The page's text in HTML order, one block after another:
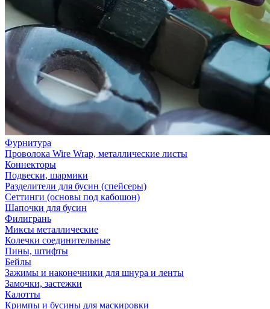
Фурнитура
Проволока Wire Wrap, металлические листы
Коннекторы
Подвески, шармики
Разделители для бусин (спейсеры)
Сеттинги (основы под кабошон)
Шапочки для бусин
Филигрань
Миксы металлические
Колечки соединительные
Пины, штифты
Бейлы
Зажимы и наконечники для шнура и ленты
Замочки, застежки
Калотты
Кримпы и бусины для маскировки